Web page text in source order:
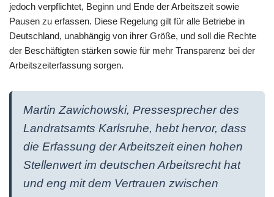
jedoch verpflichtet, Beginn und Ende der Arbeitszeit sowie
Pausen zu erfassen. Diese Regelung gilt für alle Betriebe in
Deutschland, unabhängig von ihrer Größe, und soll die Rechte
der Beschäftigten stärken sowie für mehr Transparenz bei der
Arbeitszeiterfassung sorgen.
Martin Zawichowski, Pressesprecher des
Landratsamts Karlsruhe, hebt hervor, dass
die Erfassung der Arbeitszeit einen hohen
Stellenwert im deutschen Arbeitsrecht hat
und eng mit dem Vertrauen zwischen